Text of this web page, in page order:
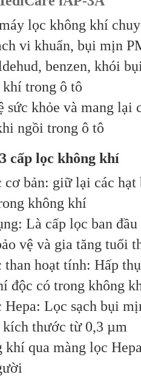
lọc không khí
vi khuẩn, bụi mịn
benzen, khói
khí trong ô tô
sức khỏe và mang lại
ngồi trong ô tô
cấp lọc không khí
cơ bản: giữ lại các
không khí
Là cấp lọc ban
vệ và gia tăng tuổi
than hoạt tính: Hấp
độc có trong không
Hepa: Lọc sạch bụi
thước từ 0,3 µm
khí qua màng lọc